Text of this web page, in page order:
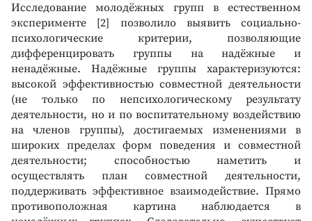
Исследование молодёжных групп в естественном
эксперименте [2] позволило выявить социально-
психологические критерии, позволяющие
дифференцировать группы на надёжные и
ненадёжные. Надёжные группы характеризуются:
высокой эффективностью совместной деятельности
(не только по непсихологическому результату
деятельности, но и по воспитательному воздействию
на членов группы), достигаемых изменениями в
широких пределах форм поведения и совместной
деятельности; способностью наметить и
осуществлять план совместной деятельности,
поддерживать эффективное взаимодействие. Прямо
противоположная картина наблюдается в